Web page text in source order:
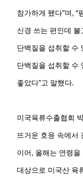
참가하게 됐다”며, “
신경 쓰는 편인데
단백질을 섭취할 수
단백질을 섭취할 수
좋았다”고 말했다.
미국육류수출협회
뜨거운 호응 속에서
이어, 올해는 연령
대상으로 미국산 육